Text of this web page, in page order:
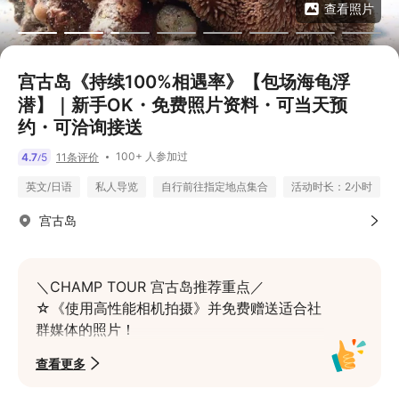
查看照片
宫古岛《持续100%相遇率》【包场海龟浮
潜】｜新手OK・免费照片资料・可当天预
约・可洽询接送
4.7/5 11条评价 100+ 人参加过
英文/日语 私人导览 自行前往指定地点集合 活动时长：2小时
宫古岛
＼CHAMP TOUR 宫古岛推荐重点／
☆《使用高性能相机拍摄》并免费赠送适合社
群媒体的照片！
☆海龟遭遇率持续100%！(2023,2024年实
查看更多